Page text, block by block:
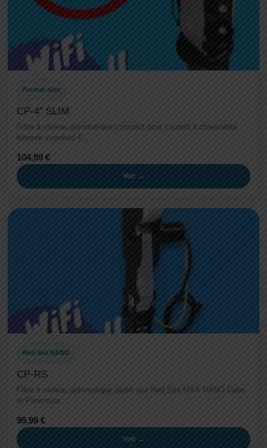
Format slim
CP-4″ SLIM
Filtre à rouleau automatique compact pour support à chaussette
filtrante standard 4″.
104,99 €
Voir →
Red Sea NANO
CP-RS
Filtre à rouleau automatique dédié aux Red Sea MAX NANO Cube
et Peninsula.
99,99 €
Voir →